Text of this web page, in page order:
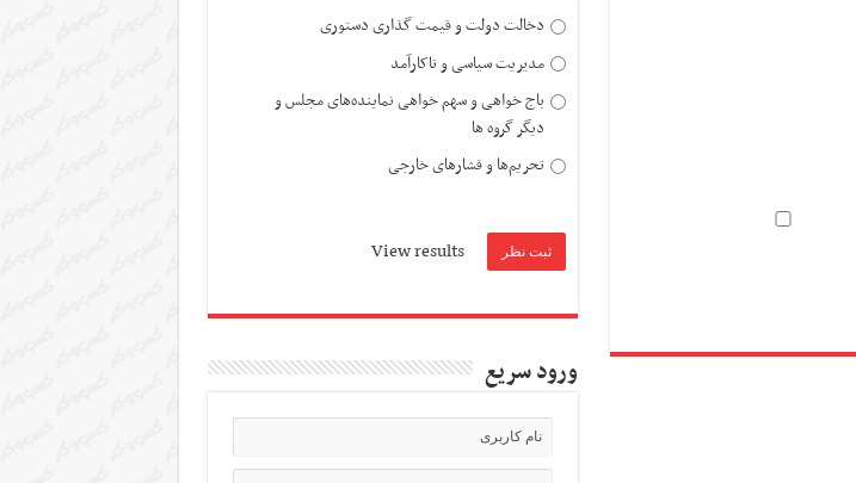
دخالت دولت و قیمت گذاری دستوری
مدیریت سیاسی و ناکارآمد
باج خواهی و سهم خواهی نماینده‌های مجلس و
دیگر گروه ها
تحریم‌ها و فشارهای خارجی
View results
ورود سریع